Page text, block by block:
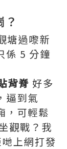
塘過嚟新
係 5 分鐘
背脊 好多
逼到氣
，可輕鬆
觀戰？我
上網打發